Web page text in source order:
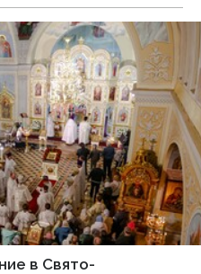
в Свято-